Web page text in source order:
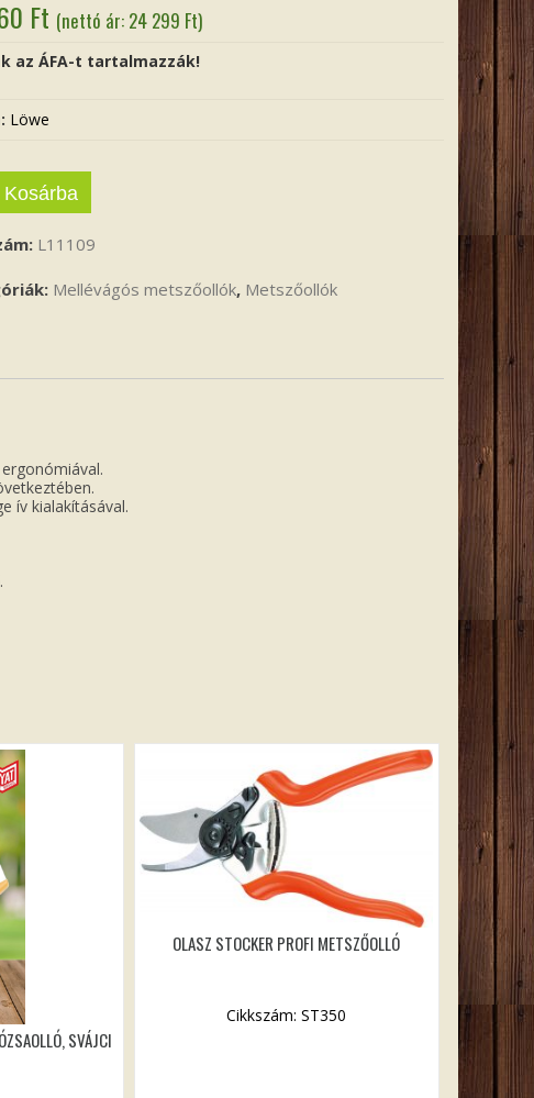
Ft (nettó ár: 24 299 Ft)
az ÁFA-t tartalmazzák!
Löwe
Kosárba
L11109
Mellévágós metszőollók, Metszőollók
ív kialakításával.
SVÁJCI
OLASZ STOCKER PROFI METSZŐOLLÓ
Cikkszám: ST350